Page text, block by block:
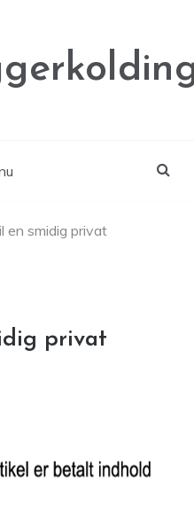
en smidig privat
privat